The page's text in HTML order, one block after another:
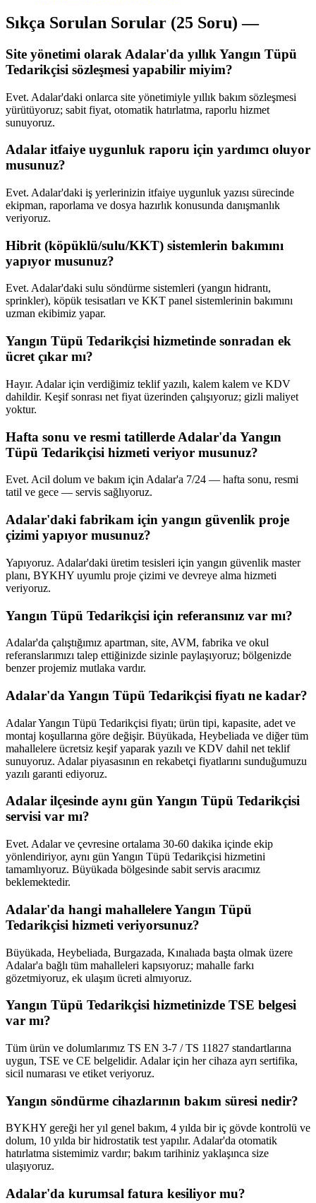
Sıkça Sorulan Sorular (25 Soru) —
Site yönetimi olarak Adalar'da yıllık Yangın Tüpü
Tedarikçisi sözleşmesi yapabilir miyim?
Evet. Adalar'daki onlarca site yönetimiyle yıllık bakım sözleşmesi
yürütüyoruz; sabit fiyat, otomatik hatırlatma, raporlu hizmet
sunuyoruz.
Adalar itfaiye uygunluk raporu için yardımcı oluyor
musunuz?
Evet. Adalar'daki iş yerlerinizin itfaiye uygunluk yazısı sürecinde
ekipman, raporlama ve dosya hazırlık konusunda danışmanlık
veriyoruz.
Hibrit (köpüklü/sulu/KKT) sistemlerin bakımını
yapıyor musunuz?
Evet. Adalar'daki sulu söndürme sistemleri (yangın hidrantı,
sprinkler), köpük tesisatları ve KKT panel sistemlerinin bakımını
uzman ekibimiz yapar.
Yangın Tüpü Tedarikçisi hizmetinde sonradan ek
ücret çıkar mı?
Hayır. Adalar için verdiğimiz teklif yazılı, kalem kalem ve KDV
dahildir. Keşif sonrası net fiyat üzerinden çalışıyoruz; gizli maliyet
yoktur.
Hafta sonu ve resmi tatillerde Adalar'da Yangın
Tüpü Tedarikçisi hizmeti veriyor musunuz?
Evet. Acil dolum ve bakım için Adalar'a 7/24 — hafta sonu, resmi
tatil ve gece — servis sağlıyoruz.
Adalar'daki fabrikam için yangın güvenlik proje
çizimi yapıyor musunuz?
Yapıyoruz. Adalar'daki üretim tesisleri için yangın güvenlik master
planı, BYKHY uyumlu proje çizimi ve devreye alma hizmeti
veriyoruz.
Yangın Tüpü Tedarikçisi için referansınız var mı?
Adalar'da çalıştığımız apartman, site, AVM, fabrika ve okul
referanslarımızı talep ettiğinizde sizinle paylaşıyoruz; bölgenizde
benzer projemiz mutlaka vardır.
Adalar'da Yangın Tüpü Tedarikçisi fiyatı ne kadar?
Adalar Yangın Tüpü Tedarikçisi fiyatı; ürün tipi, kapasite, adet ve
montaj koşullarına göre değişir. Büyükada, Heybeliada ve diğer tüm
mahallelere ücretsiz keşif yaparak yazılı ve KDV dahil net teklif
sunuyoruz. Adalar piyasasının en rekabetçi fiyatlarını sunduğumuzu
yazılı garanti ediyoruz.
Adalar ilçesinde aynı gün Yangın Tüpü Tedarikçisi
servisi var mı?
Evet. Adalar ve çevresine ortalama 30-60 dakika içinde ekip
yönlendiriyor, aynı gün Yangın Tüpü Tedarikçisi hizmetini
tamamlıyoruz. Büyükada bölgesinde sabit servis aracımız
beklemektedir.
Adalar'da hangi mahallelere Yangın Tüpü
Tedarikçisi hizmeti veriyorsunuz?
Büyükada, Heybeliada, Burgazada, Kınalıada başta olmak üzere
Adalar'a bağlı tüm mahalleleri kapsıyoruz; mahalle farkı
gözetmiyoruz, ek ulaşım ücreti almıyoruz.
Yangın Tüpü Tedarikçisi hizmetinizde TSE belgesi
var mı?
Tüm ürün ve dolumlarımız TS EN 3-7 / TS 11827 standartlarına
uygun, TSE ve CE belgelidir. Adalar için her cihaza ayrı sertifika,
sicil numarası ve etiket veriyoruz.
Yangın söndürme cihazlarının bakım süresi nedir?
BYKHY gereği her yıl genel bakım, 4 yılda bir iç gövde kontrolü ve
dolum, 10 yılda bir hidrostatik test yapılır. Adalar'da otomatik
hatırlatma sistemimiz vardır; bakım tarihiniz yaklaşınca size
ulaşıyoruz.
Adalar'da kurumsal fatura kesiliyor mu?